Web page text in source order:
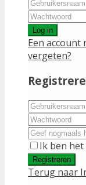
Log in
Een account
vergeten?
Ik ben
Registreren
Terug naar